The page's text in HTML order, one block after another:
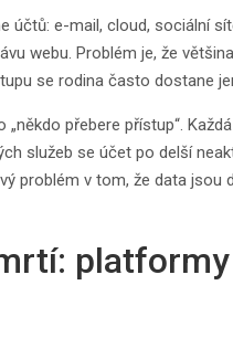
účtů: e-mail, cloud, sociální
webu. Problém je, že
se rodina často dostane
přebere přístup“.
služeb se účet po delší
problém v tom, že data jsou